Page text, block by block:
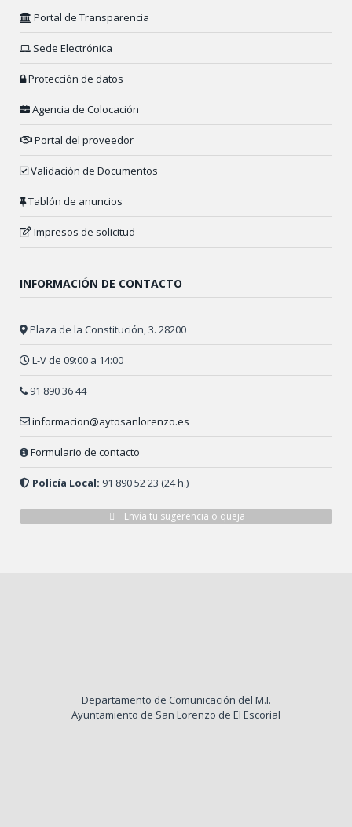
Portal de Transparencia
Sede Electrónica
Protección de datos
Agencia de Colocación
Portal del proveedor
Validación de Documentos
Tablón de anuncios
Impresos de solicitud
INFORMACIÓN DE CONTACTO
Plaza de la Constitución, 3. 28200
L-V de 09:00 a 14:00
91 890 36 44
informacion@aytosanlorenzo.es
Formulario de contacto
Policía Local: 91 890 52 23 (24 h.)
Envía tu sugerencia o queja
Departamento de Comunicación del M.I.
Ayuntamiento de San Lorenzo de El Escorial